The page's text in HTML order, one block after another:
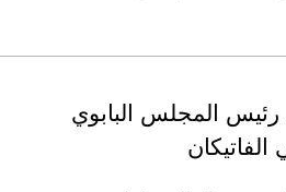
رئيس المجلس البابوي
الفاتيكان